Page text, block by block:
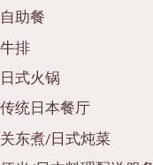
自助餐
牛排
日式火锅
传统日本餐厅
关东煮/日式炖菜